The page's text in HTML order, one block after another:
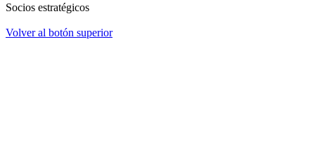
Socios estratégicos
Volver al botón superior